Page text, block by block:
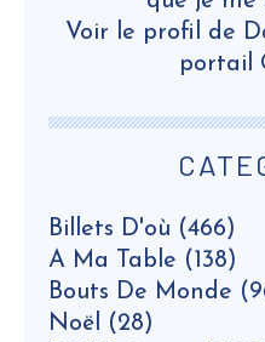
Billets D'où (466)
A Ma Table (138)
Bouts De Monde
Noël (28)
Voir le profil de
portail